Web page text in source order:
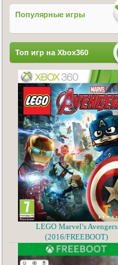
Популярные игры
Топ игр на Xbox360
LEGO Marvel’s Avengers
(2016/FREEBOOT)